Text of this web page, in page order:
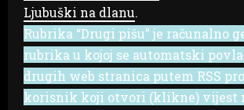
Ljubuški na dlanu.
Rubrika “Drugi pišu” je računalno
rubrika u kojoj se automatski
drugih web stranica putem RSS
korisnik koji otvori (klikne) vijest